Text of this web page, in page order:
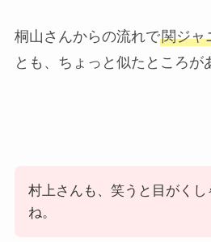
桐山さんからの流れで関ジャ
とも、ちょっと似たところが
村上さんも、笑うと目がくし
ね。